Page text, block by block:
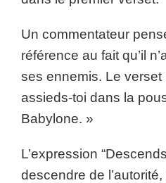
Un commentateur
référence au fait qu’il
ses ennemis. Le
assieds-toi dans la
Babylone. »
L’expression
descendre de